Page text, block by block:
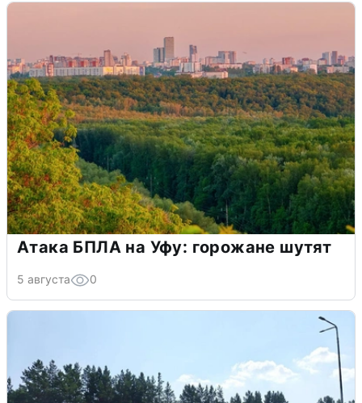
Атака БПЛА на Уфу: горожане шутят
5 августа 0